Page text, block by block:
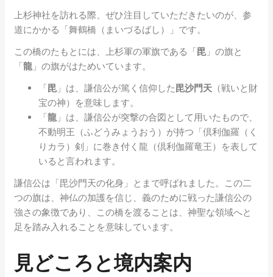
上杉神社を訪れる際、ぜひ注目していただきたいのが、参
道にかかる「舞鶴橋（まいづるばし）」です。
この橋のたもとには、上杉軍の軍旗である「毘」の旗と
「龍 」の旗がはためいています。
「毘」は、謙信公が篤く信仰した毘沙門天 （戦いと財
宝の神）を意味します。
「龍 」は、謙信公が突撃の合図として用いたもので、
不動明王（ふどうみょうおう）が持つ「倶利伽羅（く
りカラ）剣」に巻き付く龍（倶利伽羅竜王）を表して
いると言われます。
謙信公は「毘沙門天の化身」とまで呼ばれました。この二
つの旗は、神仏の加護を信じ、義のために戦った謙信公の
強さの象徴であり、この橋を渡ることは、神聖な領域へと
足を踏み入れることを意味しています。
見どころと境内案内